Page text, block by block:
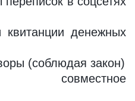
квитанции денежных
(соблюдая закон)
совместное